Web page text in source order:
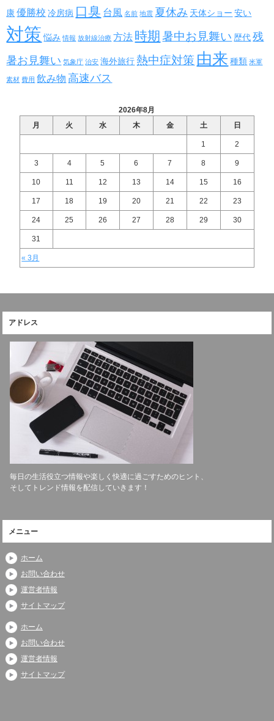
康 優勝校 冷房病 口臭 台風 名前 地震 夏休み 天体ショー 安い
対策 悩み 情報 放射線治療 方法 時期 暑中お見舞い 歴代 残
暑お見舞い 気象庁 治安 海外旅行 熱中症対策 由来 種類 米軍
素材 費用 飲み物 高速バス
2026年8月
月
火 水 木 金 土 日
« 3月
1 2
3 4 5 6 7 8 9
10 11 12 13 14 15 16
17 18 19 20 21 22 23
24 25 26 27 28 29 30
31
アドレス
毎日の生活役立つ情報や楽しく快適に過ごすためのヒント、
そしてトレンド情報を配信していきます！
メニュー
ホーム
お問い合わせ
運営者情報
サイトマップ
ホーム
お問い合わせ
運営者情報
サイトマップ